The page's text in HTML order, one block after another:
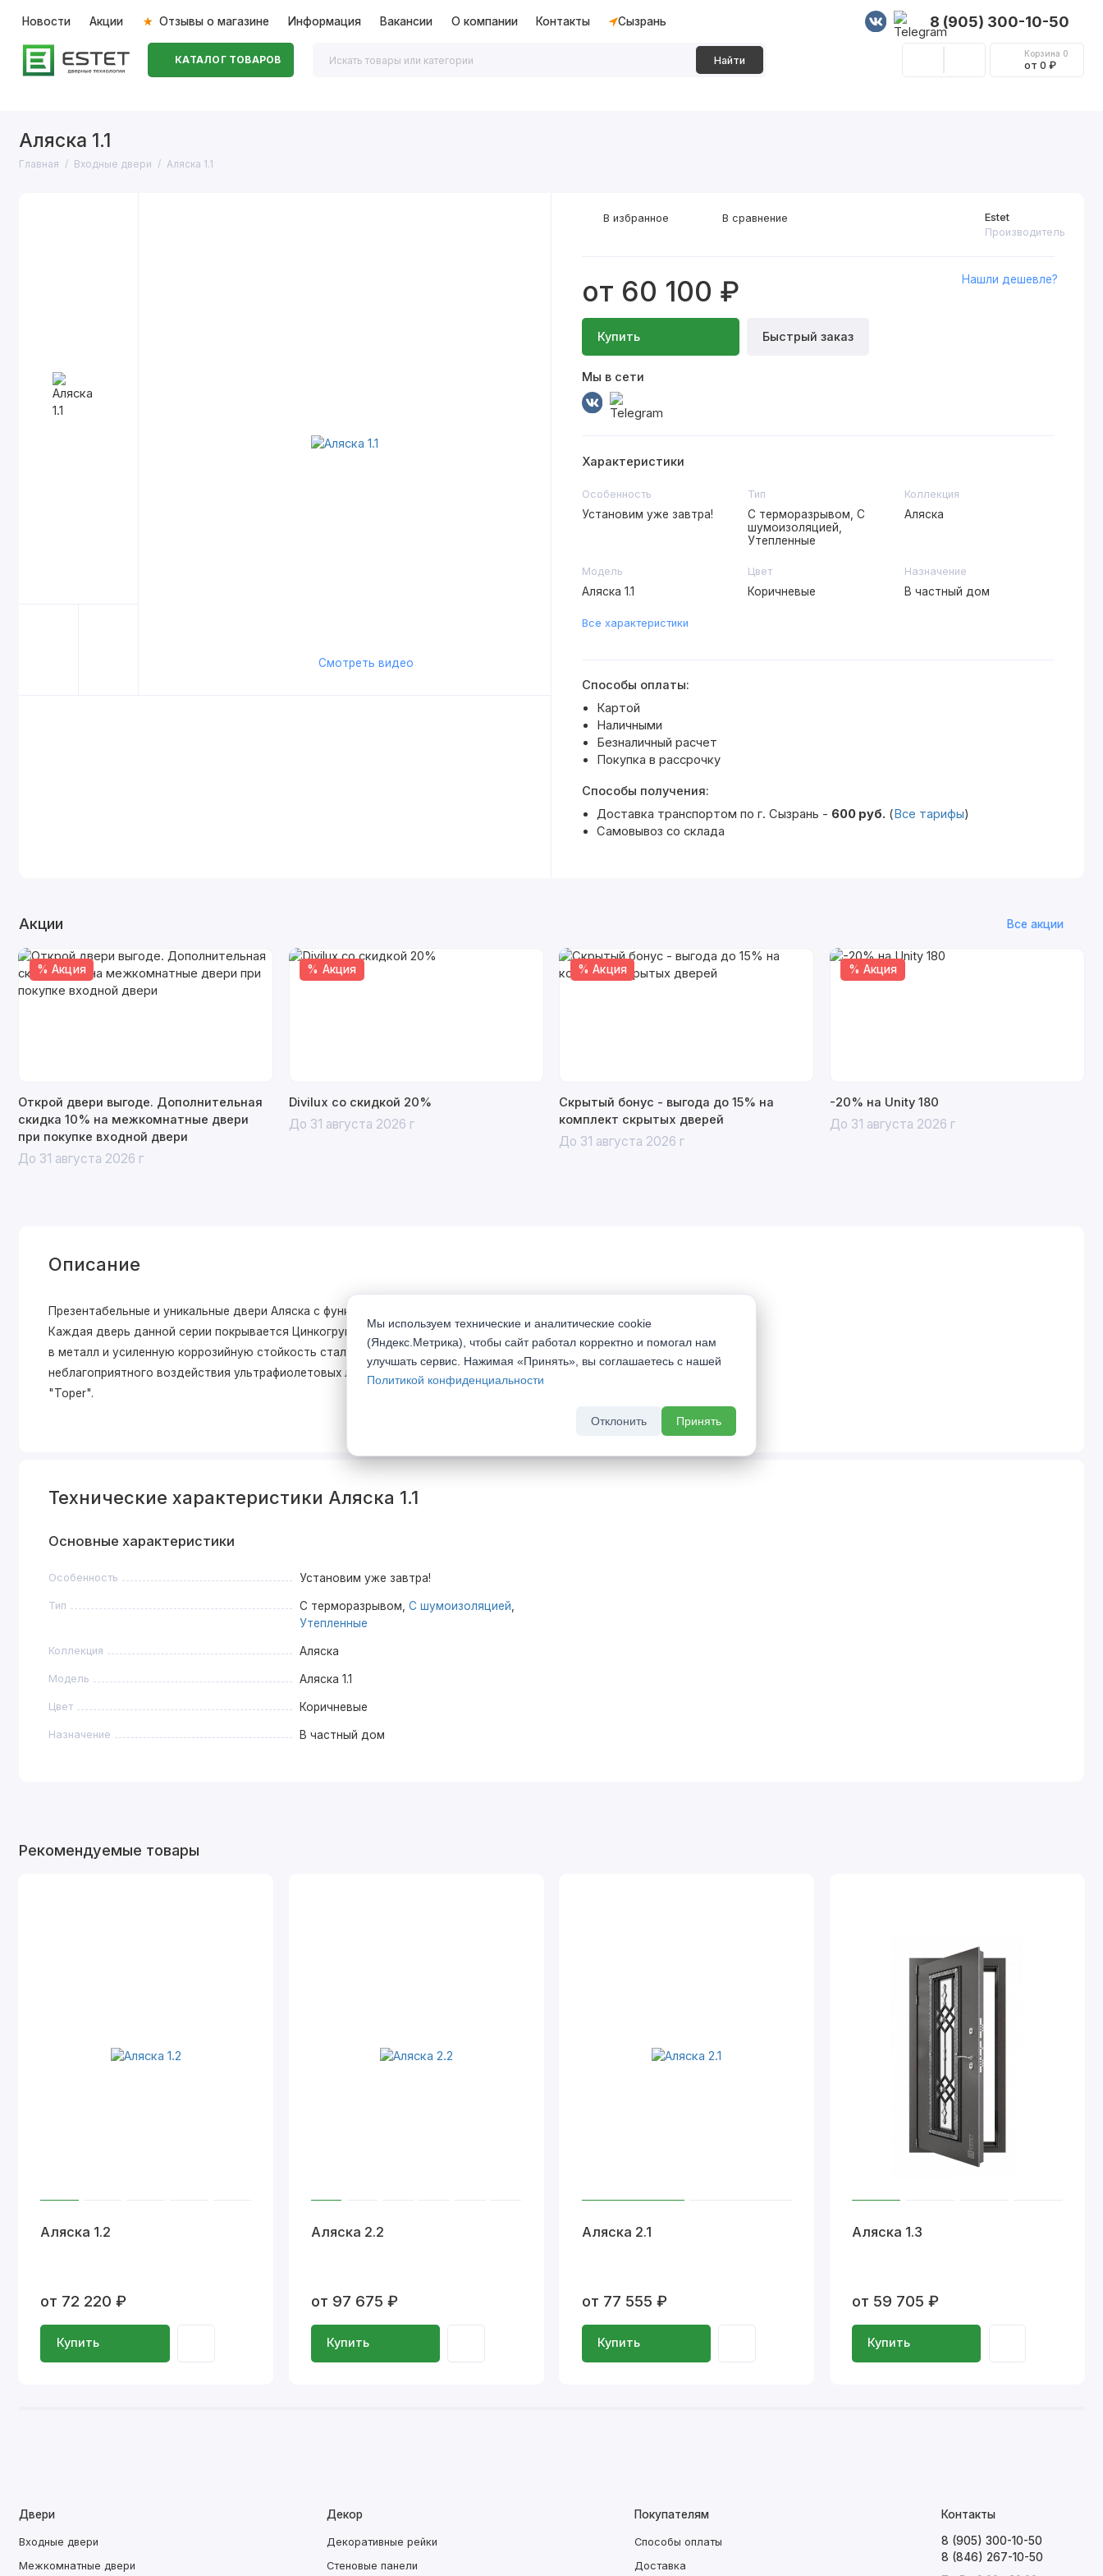
Новости Акции Отзывы о магазине Информация Вакансии О компании Контакты Сызрань 8 (905) 300-10-50
КАТАЛОГ ТОВАРОВ Найти
Корзина 0
от 0 ₽
Аляска 1.1
Главная Входные двери Аляска 1.1
Смотреть видео
Estet
Производитель
от 60 100 ₽
Купить Быстрый заказ
Нашли дешевле?
Мы в сети
В избранное В сравнение
Характеристики
Особенность
Установим уже завтра!
Тип
С терморазрывом, С
шумоизоляцией,
Утепленные
Коллекция
Аляска
Модель
Аляска 1.1
Цвет
Коричневые
Назначение
В частный дом
Все характеристики
Способы оплаты:
Картой
Наличными
Безналичный расчет
Покупка в рассрочку
Способы получения:
Доставка транспортом по г. Сызрань - 600 руб. (Все тарифы)
Самовывоз со склада
Акции Все акции
% Акция
Открой двери выгоде. Дополнительная
скидка 10% на межкомнатные двери
при покупке входной двери
До 31 августа 2026 г
% Акция
Divilux со скидкой 20%
До 31 августа 2026 г
% Акция
Скрытый бонус - выгода до 15% на
комплект скрытых дверей
До 31 августа 2026 г
% Акция
-20% на Unity 180
До 31 августа 2026 г
Описание
Презентабельные и уникальные двери Аляска с функцией "No-Frost". Подходят для установки в частные дома.
Каждая дверь данной серии покрывается Цинкогрунтом. Он обеспечивает более глубокое проникновение краски
в металл и усиленную коррозийную стойкость стальной конструкции. для дополнительной защиты покрытия от
неблагоприятного воздействия ультрафиолетовых лучей и механических повреждений применяется технология
"Toper".
Технические характеристики Аляска 1.1
Основные характеристики
Особенность Установим уже завтра!
Тип С терморазрывом, С шумоизоляцией,
Утепленные
Коллекция Аляска
Модель Аляска 1.1
Цвет Коричневые
Назначение В частный дом
Рекомендуемые товары
Аляска 1.2
от 72 220 ₽
Купить
Аляска 2.2
от 97 675 ₽
Купить
Аляска 2.1
от 77 555 ₽
Купить
Аляска 1.3
от 59 705 ₽
Купить
Двери
Входные двери
Межкомнатные двери
Декор
Декоративные рейки
Стеновые панели
Покупателям
Способы оплаты
Доставка
Контакты
8 (905) 300-10-50
8 (846) 267-10-50
Мы используем технические и аналитические cookie
(Яндекс.Метрика), чтобы сайт работал корректно и помогал нам
улучшать сервис. Нажимая «Принять», вы соглашаетесь с нашей
Политикой конфиденциальности
Отклонить Принять